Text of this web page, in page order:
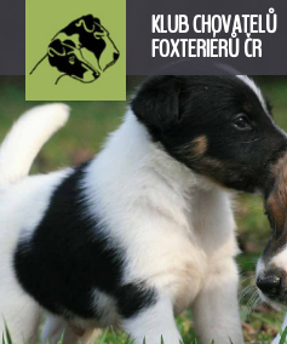
KLUB CHOVATELŮ
FOXTERIÉRŮ ČR